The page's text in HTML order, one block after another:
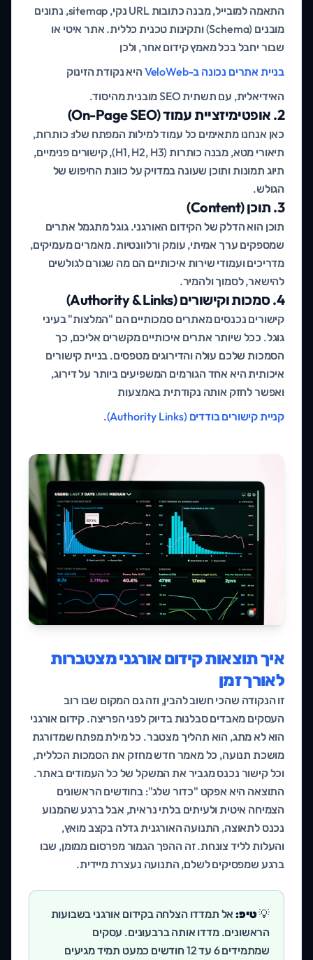
התאמה למובייל, מבנה כתובות URL נקי, sitemap, נתונים
מובנים (Schema) ותקינות טכנית כללית. אתר איטי או
שבור יחבל בכל מאמץ קידום אחר, ולכן
בניית אתרים נכונה ב-VeloWeb
היא נקודת הזינוק
האידיאלית, עם תשתית SEO מובנית מהיסוד.
2. אופטימיזציית עמוד (On-Page SEO)
כאן אנחנו מתאימים כל עמוד למילות המפתח שלו: כותרות,
תיאורי מטא, מבנה כותרות (H1, H2, H3), קישורים פנימיים,
תיוג תמונות ותוכן שעונה במדויק על כוונת החיפוש של
הגולש.
3. תוכן (Content)
תוכן הוא הדלק של הקידום האורגני. גוגל מתגמל אתרים
שמספקים ערך אמיתי, עומק ורלוונטיות. מאמרים מעמיקים,
מדריכים ועמודי שירות איכותיים הם מה שגורם לגולשים
להישאר, לסמוך ולהמיר.
4. סמכות וקישורים (Authority & Links)
קישורים נכנסים מאתרים סמכותיים הם "המלצות" בעיני
גוגל. ככל שיותר אתרים איכותיים מקשרים אליכם, כך
הסמכות שלכם עולה והדירוגים מטפסים. בניית קישורים
איכותית היא אחד הגורמים המשפיעים ביותר על דירוג,
ואפשר לחזק אותה נקודתית באמצעות
קניית קישורים בודדים (Authority Links)
.
איך תוצאות קידום אורגני מצטברות
לאורך זמן
זו הנקודה שהכי חשוב להבין, וזה גם המקום שבו רוב
העסקים מאבדים סבלנות בדיוק לפני הפריצה. קידום אורגני
הוא לא מתג, הוא תהליך מצטבר. כל מילת מפתח שמדורגת
מושכת תנועה, כל מאמר חדש מחזק את הסמכות הכללית,
וכל קישור נכנס מגביר את המשקל של כל העמודים באתר.
התוצאה היא אפקט "כדור שלג": בחודשים הראשונים
הצמיחה איטית ולעיתים בלתי נראית, אבל ברגע שהמנוע
נכנס לתאוצה, התנועה האורגנית גדלה בקצב מואץ,
והעלות לליד צונחת. זה ההפך הגמור מפרסום ממומן, שבו
ברגע שמפסיקים לשלם, התנועה נעצרת מיידית.
💡טיפ:אל תמדדו הצלחה בקידום אורגני בשבועות
הראשונים. מדדו אותה ברבעונים. עסקים
שמתמידים 6 עד 12 חודשים כמעט תמיד מגיעים